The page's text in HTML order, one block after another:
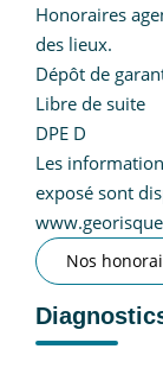
Honoraires
des lieux.
Dépôt de
Libre de suite
DPE D
Les
exposé sont
Nos